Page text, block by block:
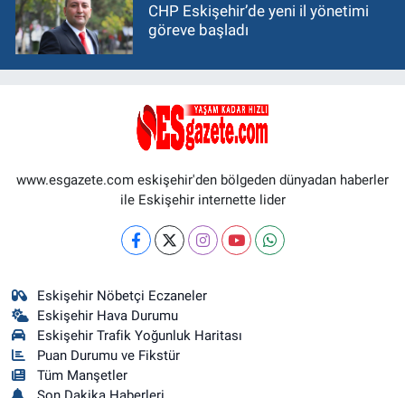
CHP Eskişehir’de yeni il yönetimi
göreve başladı
www.esgazete.com eskişehir'den bölgeden dünyadan haberler
ile Eskişehir internette lider
Eskişehir Nöbetçi Eczaneler
Eskişehir Hava Durumu
Eskişehir Trafik Yoğunluk Haritası
Puan Durumu ve Fikstür
Tüm Manşetler